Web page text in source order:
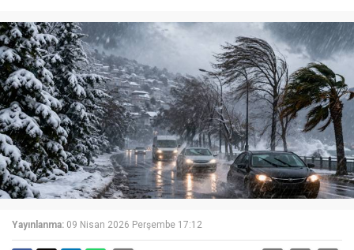
Yayınlanma: 09 Nisan 2026 Perşembe 17:12